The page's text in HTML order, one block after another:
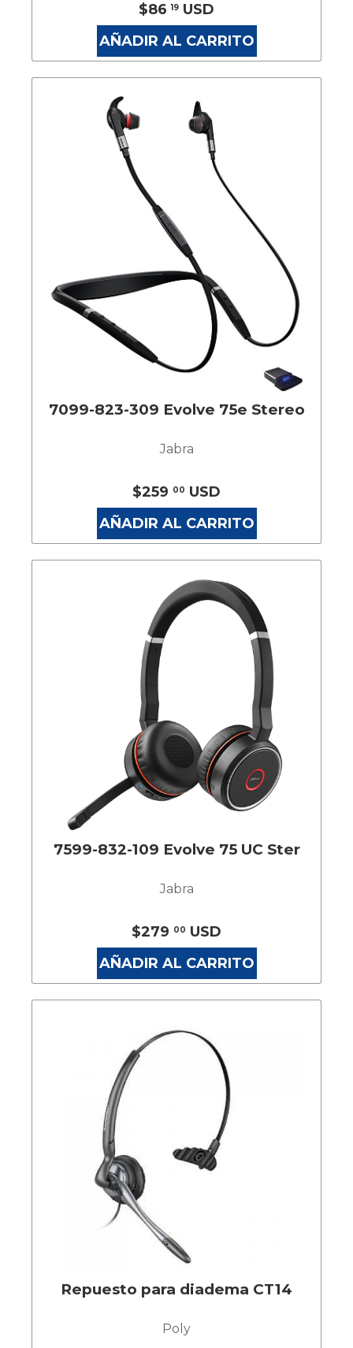
$8619 USD
AÑADIR AL CARRITO
7099-823-309 Evolve 75e Stereo
Jabra
$259 00 USD
AÑADIR AL CARRITO
7599-832-109 Evolve 75 UC Ster
Jabra
$279 00 USD
AÑADIR AL CARRITO
Repuesto para diadema CT14
Poly